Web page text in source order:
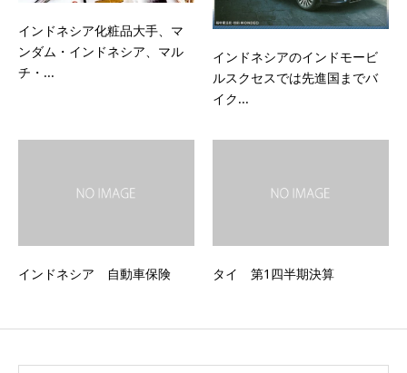
インドネシア化粧品大手、マ
ンダム・インドネシア、マル
チ・...
インドネシアのインドモービ
ルスクセスでは先進国までバ
イク...
インドネシア 自動車保険 タイ 第1四半期決算